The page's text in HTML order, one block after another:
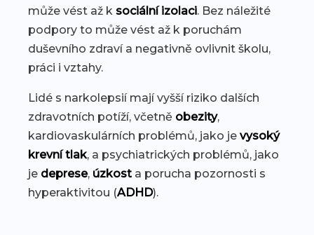
může vést až k sociální izolaci. Bez náležité
podpory to může vést až k poruchám
duševního zdraví a negativně ovlivnit školu,
práci i vztahy.
Lidé s narkolepsií mají vyšší riziko dalších
zdravotních potíží, včetně obezity,
kardiovaskulárních problémů, jako je vysoký
krevní tlak, a psychiatrických problémů, jako
je deprese, úzkost a porucha pozornosti s
hyperaktivitou (ADHD).